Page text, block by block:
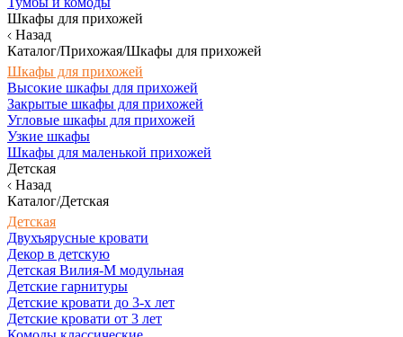
Шкафы для прихожей
Назад
Каталог/Прихожая/Шкафы для прихожей
Шкафы для прихожей
Высокие шкафы для прихожей
Закрытые шкафы для прихожей
Угловые шкафы для прихожей
Узкие шкафы
Шкафы для маленькой прихожей
Детская
Назад
Каталог/Детская
Детская
Двухъярусные кровати
Декор в детскую
Детская Вилия-М модульная
Детские гарнитуры
Детские кровати до 3-х лет
Детские кровати от 3 лет